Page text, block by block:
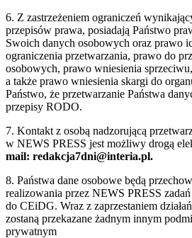
6. Z zastrzeżeniem ograniczeń
przepisów prawa, posiadają Państwo
Swoich danych osobowych oraz prawo
ograniczenia przetwarzania, prawo do
osobowych, prawo wniesienia
a także prawo wniesienia skargi do
Państwo, że przetwarzanie Państwa
przepisy RODO.
7. Kontakt z osobą nadzorującą
w NEWS PRESS jest możliwy drogą
mail: redakcja7dni@interia.pl.
8. Państwa dane osobowe będą
realizowania przez NEWS PRESS
do CEiDG. Wraz z zaprzestaniem
zostaną przekazane żadnym innym
prywatnym